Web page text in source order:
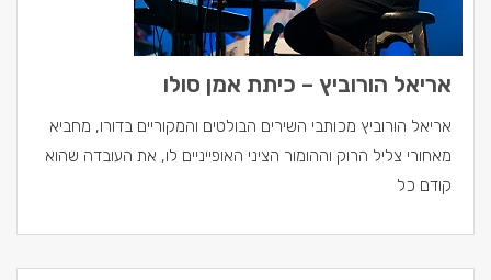
אריאל הורוביץ – כיתת אמן סולו
אריאל הורוביץ מכותבי השירים הבולטים והמקוריים בדורו, מחביא
מאחורי צליל הרוק וההומור הציני האופייניים לו, את העובדה שהוא
קודם כל